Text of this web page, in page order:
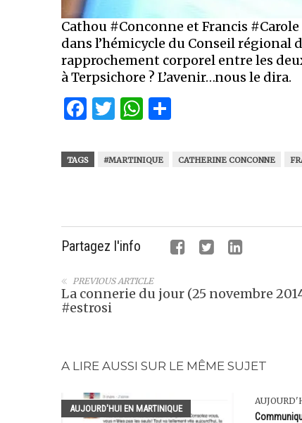
Cathou #Conconne et Francis
dans l’hémicycle du Conseil
rapprochement corporel entre les
à Terpsichore ? L’avenir…nous le dira.
Facebook
Twitter
WhatsApp
TAGS #MARTINIQUE CATHERINE CONCONNE
Partagez l'info
PREVIOUS ARTICLE
La connerie du jour (25 novembre
#estrosi
A LIRE AUSSI SUR LE MÊME SUJET
AUJOURD'HUI EN MARTINIQUE